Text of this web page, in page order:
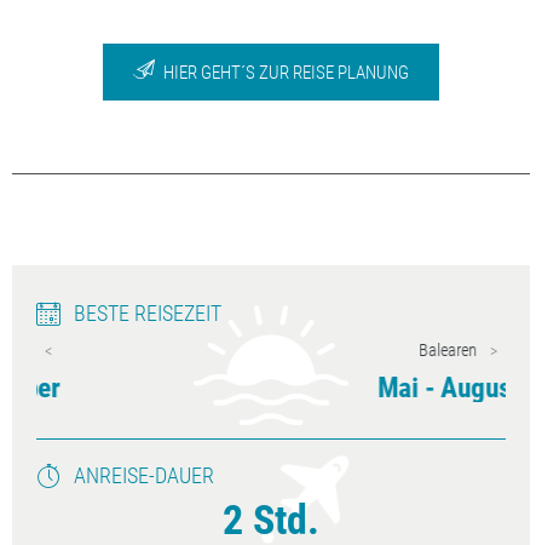
HIER GEHT´S ZUR REISE PLANUNG
BESTE REISEZEIT
ANREISE-DAUER
2 Std.